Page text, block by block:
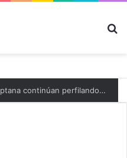
El CB Villarrobledo y el CB Criptana continúan perfilando sus plantillas